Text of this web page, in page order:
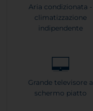
Aria condizionata -
climatizzazione
indipendente
Grande televisore a
schermo piatto